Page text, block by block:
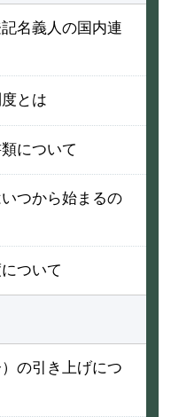
名義人の国内連
とは
について
つから始まるの
ついて
の引き上げにつ